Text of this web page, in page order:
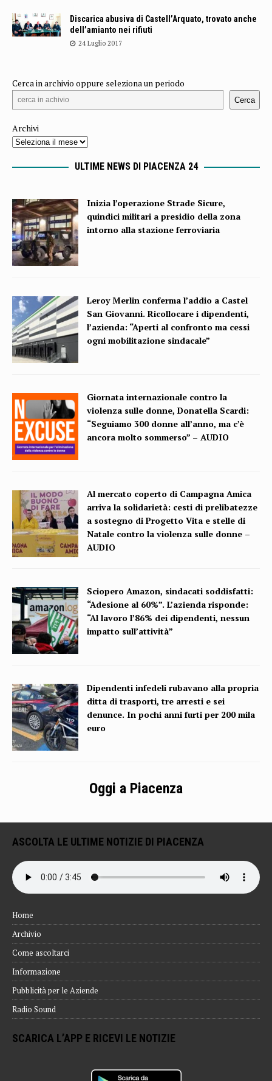
Discarica abusiva di Castell’Arquato, trovato anche
dell’amianto nei rifiuti
24 Luglio 2017
Cerca in archivio oppure seleziona un periodo
Cerca
Archivi
ULTIME NEWS DI PIACENZA 24
Inizia l’operazione Strade Sicure,
quindici militari a presidio della zona
intorno alla stazione ferroviaria
Leroy Merlin conferma l’addio a Castel
San Giovanni. Ricollocare i dipendenti,
l’azienda: “Aperti al confronto ma cessi
ogni mobilitazione sindacale”
Giornata internazionale contro la
violenza sulle donne, Donatella Scardi:
“Seguiamo 300 donne all’anno, ma c’è
ancora molto sommerso” – AUDIO
Al mercato coperto di Campagna Amica
arriva la solidarietà: cesti di prelibatezze
a sostegno di Progetto Vita e stelle di
Natale contro la violenza sulle donne –
AUDIO
Sciopero Amazon, sindacati soddisfatti:
“Adesione al 60%”. L’azienda risponde:
“Al lavoro l’86% dei dipendenti, nessun
impatto sull’attività”
Dipendenti infedeli rubavano alla propria
ditta di trasporti, tre arresti e sei
denunce. In pochi anni furti per 200 mila
euro
Oggi a Piacenza
ASCOLTA LE ULTIME NOTIZIE DI PIACENZA
Home
Archivio
Come ascoltarci
Informazione
Pubblicità per le Aziende
Radio Sound
SCARICA L’APP E RICEVI LE NOTIZIE